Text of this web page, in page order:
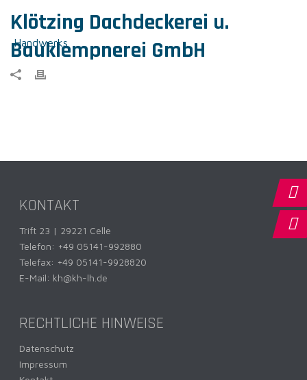
Klötzing Dachdeckerei u.
Bauklempnerei GmbH
KONTAKT
Trift 23 | 29221 Celle
Telefon: +49 05141-992880
Telefax: +49 05141-9928820
E-Mail: kh@kh-lh.de
RECHTLICHE HINWEISE
Datenschutz
Impressum